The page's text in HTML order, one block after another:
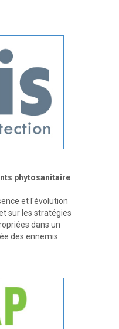
phytosanitaire
et l'évolution
sur les stratégies
dans un
des ennemis